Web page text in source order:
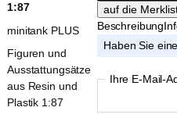
Beschreibung
Haben Sie
Ihre E-Mail-
1:87
minitank PLUS
Figuren und
Ausstattungsätze
aus Resin und
Plastik 1:87